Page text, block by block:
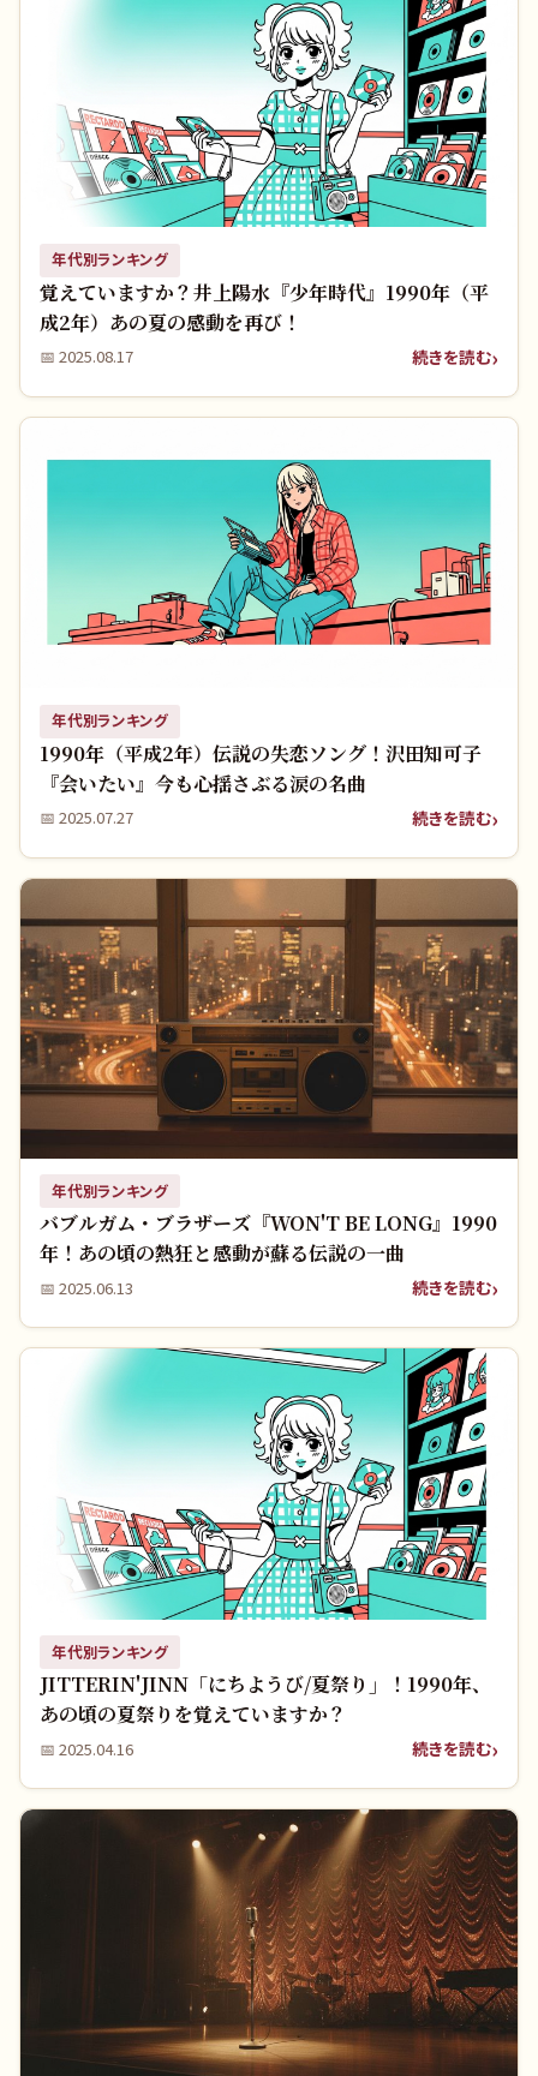
年代別ランキング
覚えていますか？井上陽水『少年時代』1990年（平
成2年）あの夏の感動を再び！
📅 2025.08.17 続きを読む
年代別ランキング
1990年（平成2年）伝説の失恋ソング！沢田知可子
『会いたい』今も心揺さぶる涙の名曲
📅 2025.07.27 続きを読む
年代別ランキング
バブルガム・ブラザーズ『WON'T BE LONG』1990
年！あの頃の熱狂と感動が蘇る伝説の一曲
📅 2025.06.13 続きを読む
年代別ランキング
JITTERIN'JINN「にちようび/夏祭り」！1990年、
あの頃の夏祭りを覚えていますか？
📅 2025.04.16 続きを読む